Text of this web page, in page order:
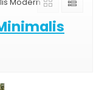
Modern"